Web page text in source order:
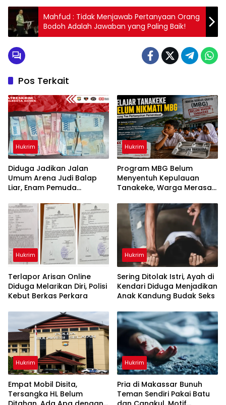
Mahfud : Tidak Menjawab Pertanyaan Orang
Bodoh Adalah Jawaban yang Paling Baik!
Pos Terkait
Hukrim
Diduga Jadikan Jalan
Umum Arena Judi Balap
Liar, Enam Pemuda
Gowa
Hukrim
Program MBG Belum
Menyentuh Kepulauan
Tanakeke, Warga Merasa
Hukrim
Terlapor Arisan Online
Diduga Melarikan Diri, Polisi
Kebut Berkas Perkara
Hukrim
Sering Ditolak Istri, Ayah di
Kendari Diduga Menjadikan
Anak Kandung Budak Seks
Hukrim
Empat Mobil Disita,
Tersangka HL Belum
Hukrim
Pria di Makassar Bunuh
Teman Sendiri Pakai Batu